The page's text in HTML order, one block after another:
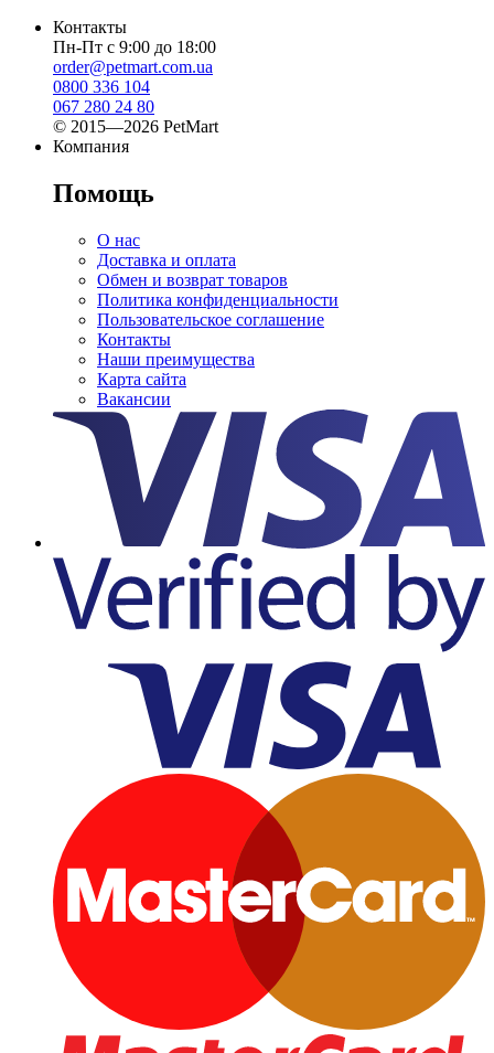
Контакты
Пн-Пт с 9:00 до 18:00
order@petmart.com.ua
0800 336 104
067 280 24 80
© 2015—2026 PetMart
Компания
Помощь
О нас
Доставка и оплата
Обмен и возврат товаров
Политика конфиденциальности
Пользовательское соглашение
Контакты
Наши преимущества
Карта сайта
Вакансии